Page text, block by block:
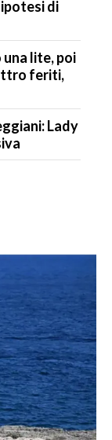
di
lite, poi
feriti,
Lady